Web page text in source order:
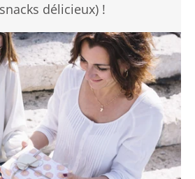
délicieux) !